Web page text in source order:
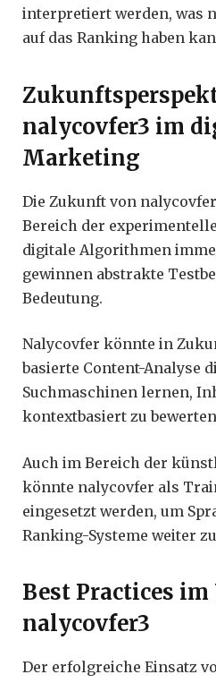
interpretiert werden, was
auf das Ranking haben
nalycovfer3 im
Marketing
Die Zukunft von
Bereich der
digitale Algorithmen
gewinnen abstrakte
Bedeutung.
Nalycovfer könnte in
basierte Content-Analyse
Suchmaschinen lernen,
kontextbasiert zu
Auch im Bereich der
könnte nalycovfer als
eingesetzt werden, um
Ranking-Systeme weiter zu
Best Practices
nalycovfer3
Der erfolgreiche Einsatz